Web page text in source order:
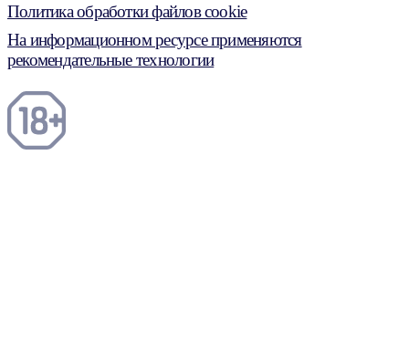
Политика обработки файлов cookie
На информационном ресурсе применяются
рекомендательные технологии